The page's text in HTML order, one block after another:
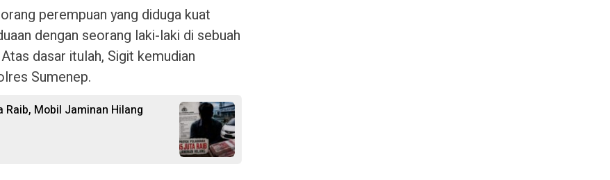
perempuan yang diduga kuat
dengan seorang laki-laki di sebuah
dasar itulah, Sigit kemudian
Sumenep.
Raib, Mobil Jaminan Hilang